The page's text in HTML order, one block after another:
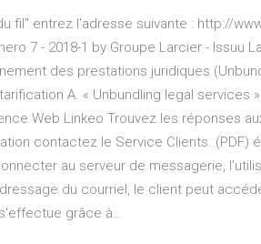
fil" entrez l'adresse suivante : http://
7 - 2018-1 by Groupe Larcier - Issuu
des prestations juridiques
A. « Unbundling legal services
Web Linkeo Trouvez les réponses
contactez le Service Clients. (PDF)
au serveur de messagerie,
du courriel, le client peut
grâce à…